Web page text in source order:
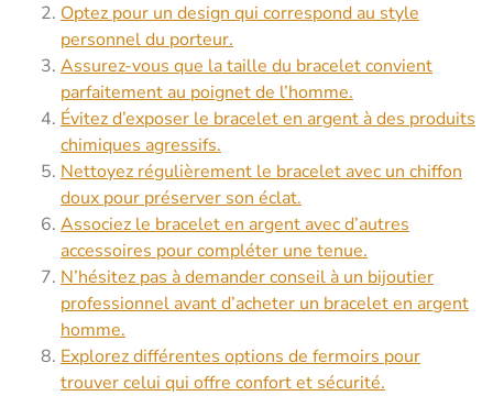
Optez pour un design qui correspond au style
personnel du porteur.
Assurez-vous que la taille du bracelet convient
parfaitement au poignet de l’homme.
Évitez d’exposer le bracelet en argent à des produits
chimiques agressifs.
Nettoyez régulièrement le bracelet avec un chiffon
doux pour préserver son éclat.
Associez le bracelet en argent avec d’autres
accessoires pour compléter une tenue.
N’hésitez pas à demander conseil à un bijoutier
professionnel avant d’acheter un bracelet en argent
homme.
Explorez différentes options de fermoirs pour
trouver celui qui offre confort et sécurité.